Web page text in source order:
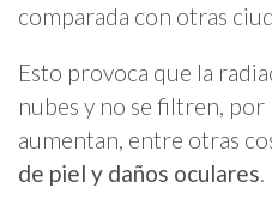
comparada con otras
Esto provoca que la
nubes y no se filtren, por
aumentan, entre otras
de piel y daños oculares.